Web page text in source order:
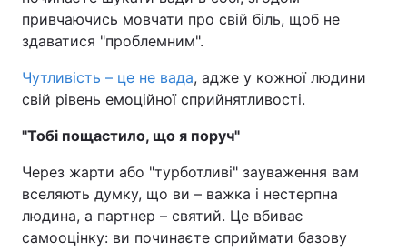
Тема оформлення
привчаючись мовчати про свій біль, щоб не
здаватися "проблемним".
Чутливість – це не вада, адже у кожної людини
свій рівень емоційної сприйнятливості.
"Тобі пощастило, що я поруч"
Через жарти або "турботливі" зауваження вам
вселяють думку, що ви – важка і нестерпна
людина, а партнер – святий. Це вбиває
самооцінку: ви починаєте сприймати базову